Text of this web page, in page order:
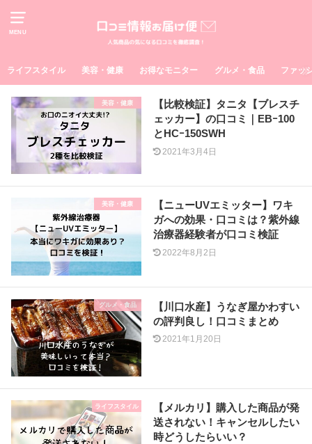
MENU
ライフスタイル 美容・健康 お得なモニター グルメ・食品 ファッ
美容・健康
【比較検証】タニタ【ブレスチ
ェッカー】の口コミ｜EBｰ100
とHCｰ150SWH
2021年3月4日
美容・健康
【ニューUVエミッター】ワキ
ガへの効果・口コミは？紫外線
治療器経験者が口コミ検証
2022年8月2日
グルメ・食品
【川口水産】うなぎ屋かわすい
の評判良し！口コミまとめ
2021年1月20日
ライフスタイル
【メルカリ】購入した商品が発
送されない！キャンセルしたい
時どうしたらいい？